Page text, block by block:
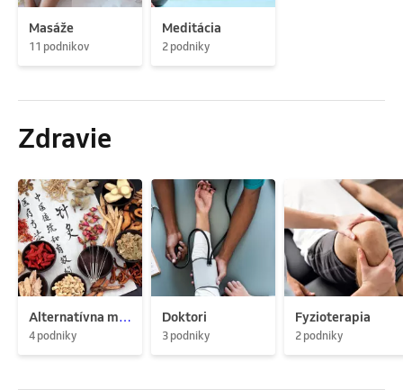
Masáže
11 podnikov
Meditácia
2 podniky
Zdravie
Alternatívna medicína
4 podniky
Doktori
3 podniky
Fyzioterapia
2 podniky